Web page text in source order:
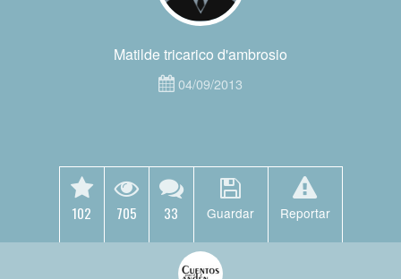
Matilde tricarico d'ambrosio
04/09/2013
102 705 33 Guardar Reportar